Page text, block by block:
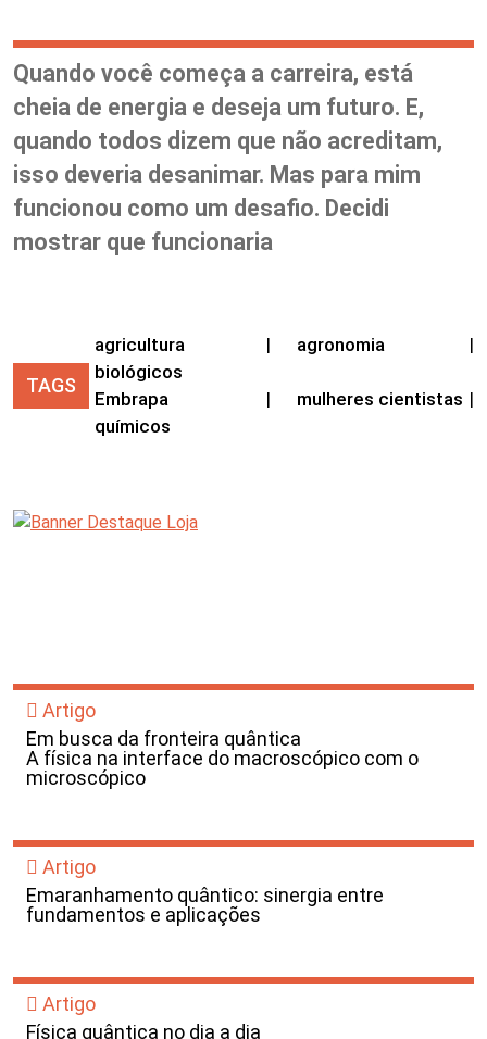
Quando você começa a carreira, está
cheia de energia e deseja um futuro. E,
quando todos dizem que não acreditam,
isso deveria desanimar. Mas para mim
funcionou como um desafio. Decidi
mostrar que funcionaria
TAGS
agricultura | agronomia
|
biológicos
Embrapa
| mulheres cientistas |
químicos
Artigo
Em busca da fronteira quântica
A física na interface do macroscópico com o
microscópico
Artigo
Emaranhamento quântico: sinergia entre
fundamentos e aplicações
Artigo
Física quântica no dia a dia